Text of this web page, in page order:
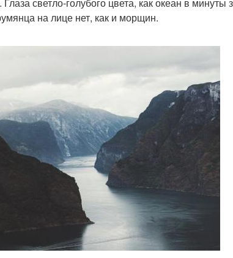
на лице нет, как и морщин.